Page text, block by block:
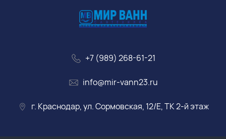
+7 (989) 268-61-21
info@mir-vann23.ru
г. Краснодар, ул. Сормовская, 12/Е, ТК 2-й этаж